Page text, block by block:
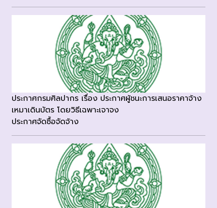
ประกาศกรมศิลปากร เรื่อง ประกาศผู้ชนะการเสนอราคาจ้าง
เหมาเดินบัตร โดยวิธีเฉพาะเจาจง
ประกาศจัดซื้อจัดจ้าง